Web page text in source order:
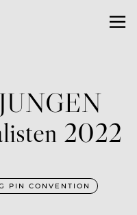
2022
PIN CONVENTION